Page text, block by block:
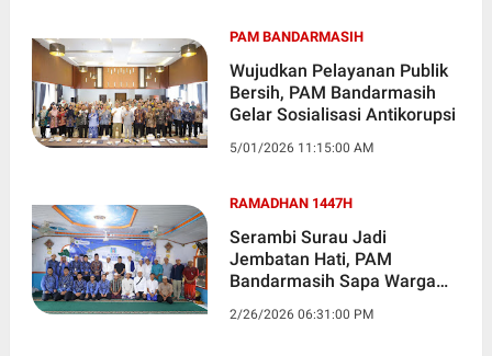
PAM BANDARMASIH
Wujudkan Pelayanan Publik
Bersih, PAM Bandarmasih
Gelar Sosialisasi Antikorupsi
5/01/2026 11:15:00 AM
RAMADHAN 1447H
Serambi Surau Jadi
Jembatan Hati, PAM
Bandarmasih Sapa Warga
2/26/2026 06:31:00 PM